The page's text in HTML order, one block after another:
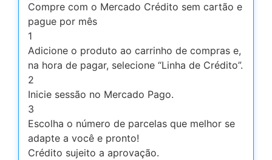
Compre com o Mercado Crédito sem cartão e
pague por mês
1
Adicione o produto ao carrinho de compras e,
na hora de pagar, selecione “Linha de Crédito”.
2
Inicie sessão no Mercado Pago.
3
Escolha o número de parcelas que melhor se
adapte a você e pronto!
Crédito sujeito a aprovação.